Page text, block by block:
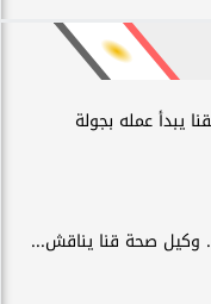
يبدأ عمله بجولة
وكيل صحة قنا يناقش...